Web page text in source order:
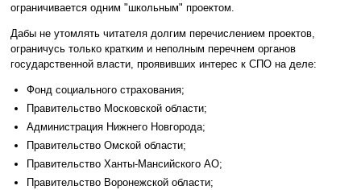
ограничивается одним "школьным" проектом.
Дабы не утомлять читателя долгим перечислением проектов,
ограничусь только кратким и неполным перечнем органов
государственной власти, проявивших интерес к СПО на деле:
Фонд социального страхования;
Правительство Московской области;
Администрация Нижнего Новгорода;
Правительство Омской области;
Правительство Ханты-Мансийского АО;
Правительство Воронежской области;